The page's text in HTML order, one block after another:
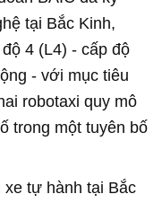
tại Bắc Kinh,
4 (L4) - cấp độ
- với mục tiêu
robotaxi quy mô
trong một tuyên bố
xe tự hành tại Bắc